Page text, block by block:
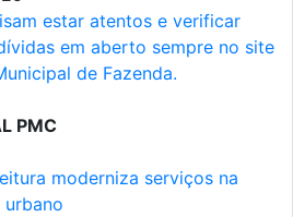
estar atentos e verificar
em aberto sempre no site
de Fazenda.
PMC
moderniza serviços na
urbano